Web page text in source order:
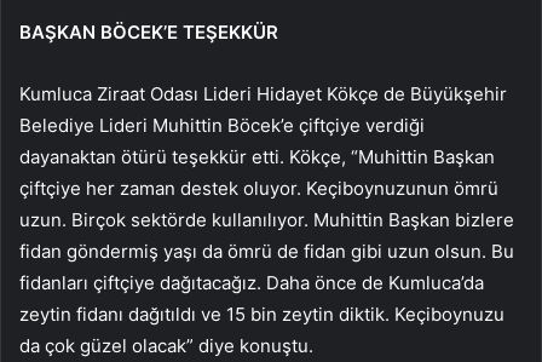
BAŞKAN BÖCEK’E TEŞEKKÜR
Kumluca Ziraat Odası Lideri Hidayet Kökçe de Büyükşehir
Belediye Lideri Muhittin Böcek’e çiftçiye verdiği
dayanaktan ötürü teşekkür etti. Kökçe, “Muhittin Başkan
çiftçiye her zaman destek oluyor. Keçiboynuzunun ömrü
uzun. Birçok sektörde kullanılıyor. Muhittin Başkan bizlere
fidan göndermiş yaşı da ömrü de fidan gibi uzun olsun. Bu
fidanları çiftçiye dağıtacağız. Daha önce de Kumluca’da
zeytin fidanı dağıtıldı ve 15 bin zeytin diktik. Keçiboynuzu
da çok güzel olacak” diye konuştu.